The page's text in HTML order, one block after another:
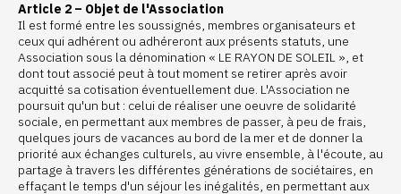
Article 2 – Objet de l'Association
Il est formé entre les soussignés, membres organisateurs et
ceux qui adhérent ou adhéreront aux présents statuts, une
Association sous la dénomination « LE RAYON DE SOLEIL », et
dont tout associé peut à tout moment se retirer après avoir
acquitté sa cotisation éventuellement due. L'Association ne
poursuit qu'un but : celui de réaliser une oeuvre de solidarité
sociale, en permettant aux membres de passer, à peu de frais,
quelques jours de vacances au bord de la mer et de donner la
priorité aux échanges culturels, au vivre ensemble, à l'écoute, au
partage à travers les différentes générations de sociétaires, en
effaçant le temps d'un séjour les inégalités, en permettant aux